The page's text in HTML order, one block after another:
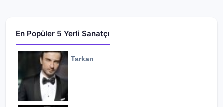
En Popüler 5 Yerli Sanatçı
Tarkan